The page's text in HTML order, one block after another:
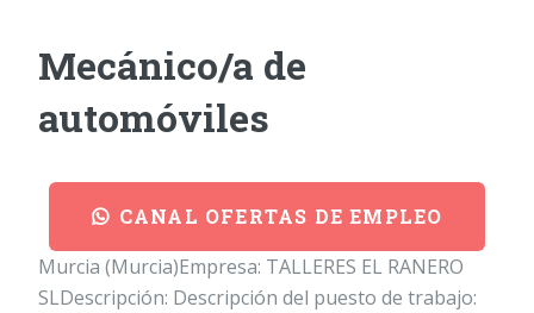
Mecánico/a de
automóviles
CANAL OFERTAS DE EMPLEO
Murcia (Murcia)Empresa: TALLERES EL RANERO
SLDescripción: Descripción del puesto de trabajo: